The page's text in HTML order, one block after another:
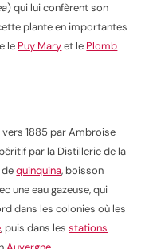
) qui lui confèrent son
plante en importantes
le Puy Maryet le Plomb
1885 par Ambroise
par la Distillerie de la
dequinquina, boisson
une eau gazeuse, qui
dans les colonies où les
, puis dans lesstations